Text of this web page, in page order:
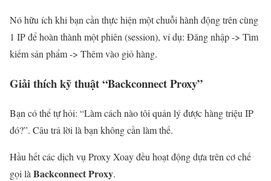
Nó hữu ích khi bạn cần thực hiện một chuỗi hành động trên cùng
1 IP để hoàn thành một phiên (session), ví dụ: Đăng nhập -> Tìm
kiếm sản phẩm -> Thêm vào giỏ hàng.
Giải thích kỹ thuật “Backconnect Proxy”
Bạn có thể tự hỏi: “Làm cách nào tôi quản lý được hàng triệu IP
đó?”. Câu trả lời là bạn không cần làm thế.
Hầu hết các dịch vụ Proxy Xoay đều hoạt động dựa trên cơ chế
gọi là Backconnect Proxy.